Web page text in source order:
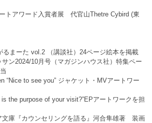
ワード入賞者展 代官山Thetre Cybird (東
まーた vol.2 （講談社）24ページ絵本を掲載
10月号（マガジンハウス社）特集ペー
to see you” ジャケット・MVアートワー
purpose of your visit?”EPアートワークを担
『カウンセリングを語る』河合隼雄著 装画